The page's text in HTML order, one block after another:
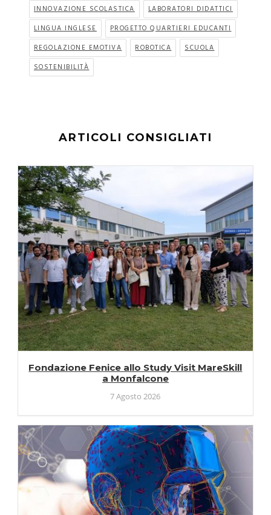
INNOVAZIONE SCOLASTICA
LABORATORI DIDATTICI
LINGUA INGLESE
PROGETTO QUARTIERI EDUCANTI
REGOLAZIONE EMOTIVA
ROBOTICA
SCUOLA
SOSTENIBILITÀ
ARTICOLI CONSIGLIATI
Fondazione Fenice allo Study Visit MareSkill
a Monfalcone
7 Agosto 2026